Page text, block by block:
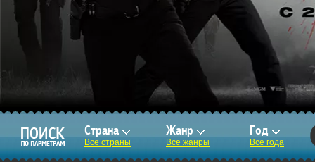
Страна
Все страны
Жанр
Все жанры
Год
Все года